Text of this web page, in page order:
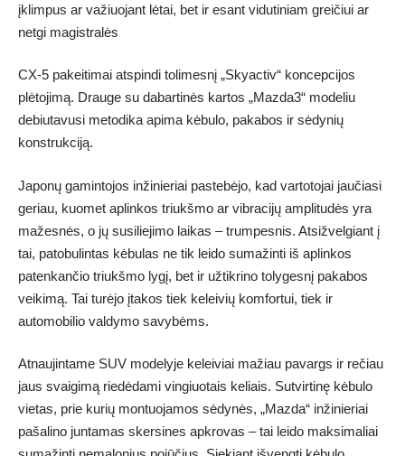
įklimpus ar važiuojant lėtai, bet ir esant vidutiniam greičiui ar
netgi magistralės
CX-5 pakeitimai atspindi tolimesnį „Skyactiv“ koncepcijos
plėtojimą. Drauge su dabartinės kartos „Mazda3“ modeliu
debiutavusi metodika apima kėbulo, pakabos ir sėdynių
konstrukciją.
Japonų gamintojos inžinieriai pastebėjo, kad vartotojai jaučiasi
geriau, kuomet aplinkos triukšmo ar vibracijų amplitudės yra
mažesnės, o jų susiliejimo laikas – trumpesnis. Atsižvelgiant į
tai, patobulintas kėbulas ne tik leido sumažinti iš aplinkos
patenkančio triukšmo lygį, bet ir užtikrino tolygesnį pakabos
veikimą. Tai turėjo įtakos tiek keleivių komfortui, tiek ir
automobilio valdymo savybėms.
Atnaujintame SUV modelyje keleiviai mažiau pavargs ir rečiau
jaus svaigimą riedėdami vingiuotais keliais. Sutvirtinę kėbulo
vietas, prie kurių montuojamos sėdynės, „Mazda“ inžinieriai
pašalino juntamas skersines apkrovas – tai leido maksimaliai